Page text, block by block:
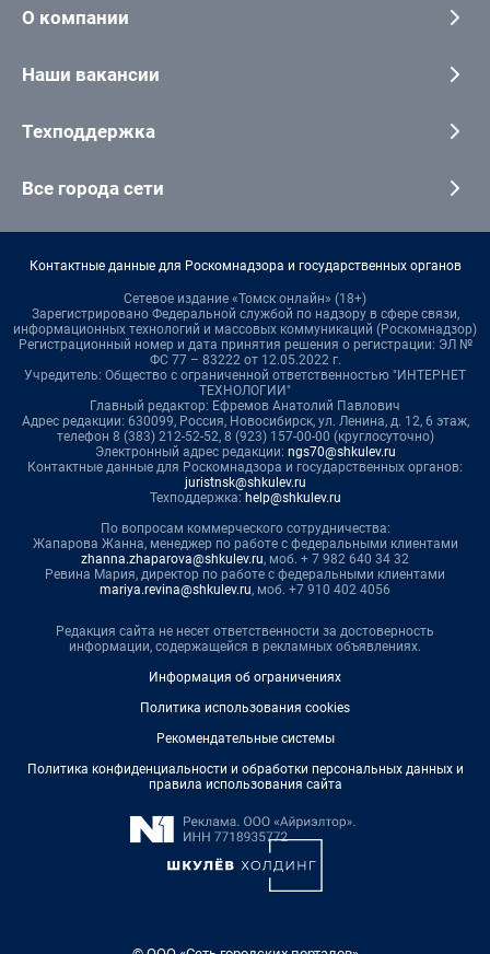
О компании
Наши вакансии
Техподдержка
Все города сети
Контактные данные для Роскомнадзора и государственных органов
Сетевое издание «Томск онлайн» (18+)
Зарегистрировано Федеральной службой по надзору в сфере связи,
информационных технологий и массовых коммуникаций (Роскомнадзор)
Регистрационный номер и дата принятия решения о регистрации: ЭЛ №
ФС 77 – 83222 от 12.05.2022 г.
Учредитель: Общество с ограниченной ответственностью "ИНТЕРНЕТ
ТЕХНОЛОГИИ"
Главный редактор: Ефремов Анатолий Павлович
Адрес редакции: 630099, Россия, Новосибирск, ул. Ленина, д. 12, 6 этаж,
телефон 8 (383) 212-52-52, 8 (923) 157-00-00 (круглосуточно)
Электронный адрес редакции: ngs70@shkulev.ru
Контактные данные для Роскомнадзора и государственных органов:
juristnsk@shkulev.ru
Техподдержка: help@shkulev.ru
По вопросам коммерческого сотрудничества:
Жапарова Жанна, менеджер по работе с федеральными клиентами
zhanna.zhaparova@shkulev.ru, моб. + 7 982 640 34 32
Ревина Мария, директор по работе с федеральными клиентами
mariya.revina@shkulev.ru, моб. +7 910 402 4056
Редакция сайта не несет ответственности за достоверность
информации, содержащейся в рекламных объявлениях.
Информация об ограничениях
Политика использования cookies
Рекомендательные системы
Политика конфиденциальности и обработки персональных данных и
правила использования сайта